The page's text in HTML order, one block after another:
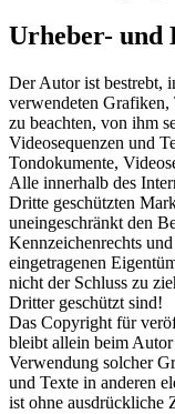
Urheber- und
Der Autor ist bestrebt,
verwendeten Grafiken,
zu beachten, von ihm
Videosequenzen und
Tondokumente,
Alle innerhalb des
Dritte geschützten
uneingeschränkt den
Kennzeichenrechts
eingetragenen
nicht der Schluss zu
Dritter geschützt sind!
Das Copyright für
bleibt allein beim
Verwendung solcher
und Texte in anderen
ist ohne ausdrückliche